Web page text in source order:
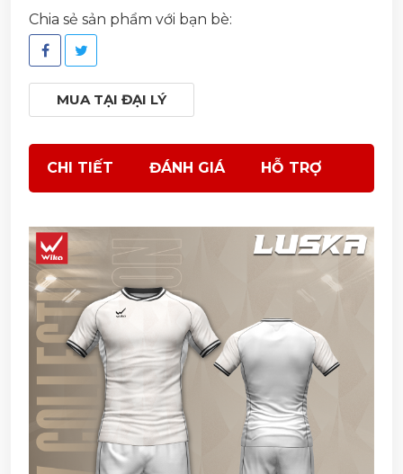
Chia sẻ sản phẩm với bạn bè:
MUA TẠI ĐẠI LÝ
CHI TIẾT ĐÁNH GIÁ HỖ TRỢ